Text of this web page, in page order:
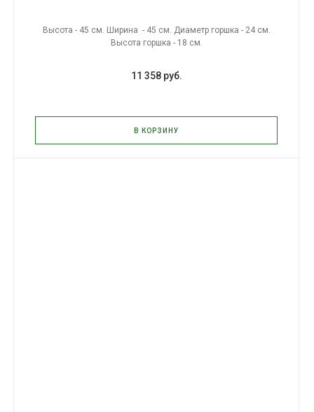
Высота - 45 см. Ширина - 45 см. Диаметр горшка - 24 см.
Высота горшка - 18 см.
11 358 руб.
В КОРЗИНУ